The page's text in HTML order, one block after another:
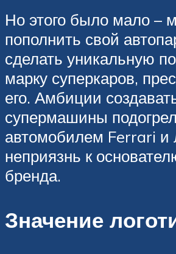
Но этого было мало –
пополнить свой
сделать уникальную
марку суперкаров,
его. Амбиции
супермашины
автомобилем Ferrari и
неприязнь к
бренда.
Значение